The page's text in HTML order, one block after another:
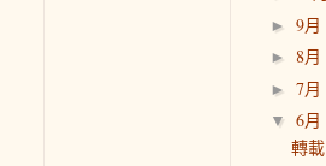
► 9月
► 8月
► 7月
▼ 6月
轉載